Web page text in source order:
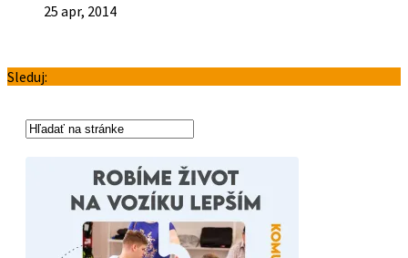
25 apr, 2014
Sleduj: